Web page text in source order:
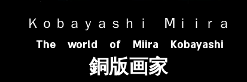
​ Ｋｏｂａｙａｓｈｉ Ⅿｉｉｒａ​
The world of Miira Kobayashi
​銅版画家